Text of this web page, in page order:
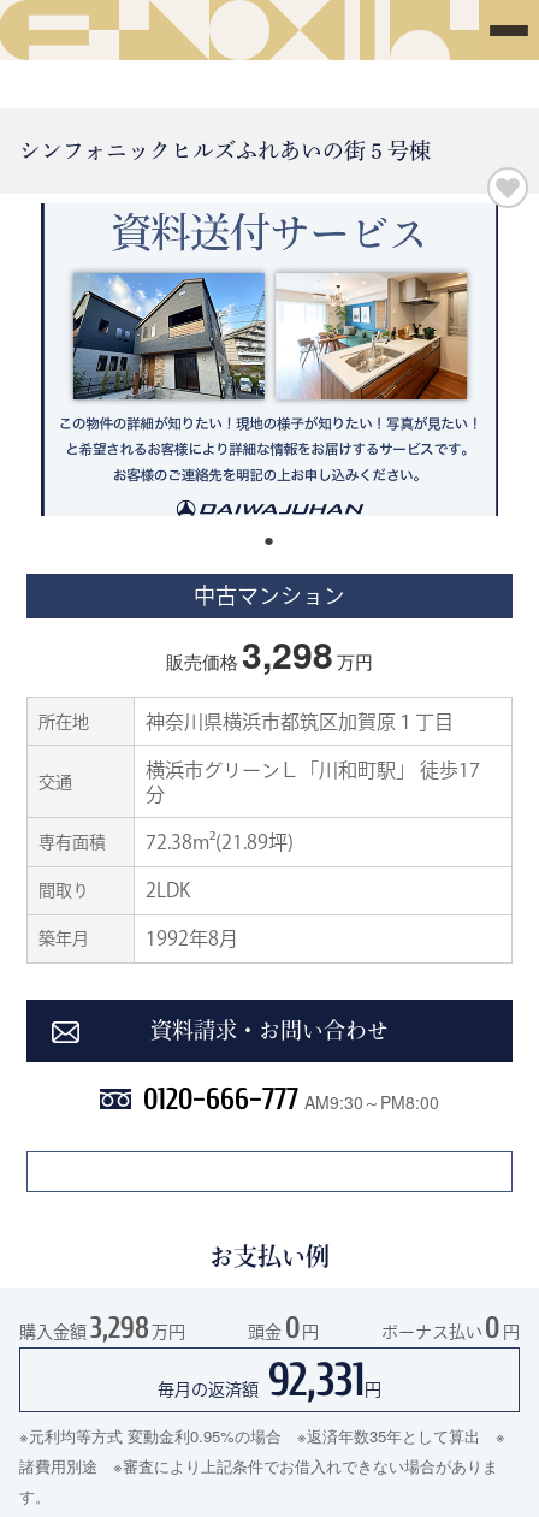
シンフォニックヒルズふれあいの街５号棟
中古マンション
販売価格 3,298万円
所在地 神奈川県横浜市都筑区加賀原１丁目
交通
横浜市グリーンＬ「川和町駅」 徒歩17
分
専有面積 72.38m²(21.89坪)
間取り 2LDK
築年月 1992年8月
資料請求・お問い合わせ
0120-666-777 AM9:30～PM8:00
お支払い例
購入金額 3,298 万円 頭金 0 円 ボーナス払い 0 円
毎月の返済額 92,331 円
※元利均等方式 変動金利0.95%の場合 ※返済年数35年として算出 ※
諸費用別途 ※審査により上記条件でお借入れできない場合がありま
す。